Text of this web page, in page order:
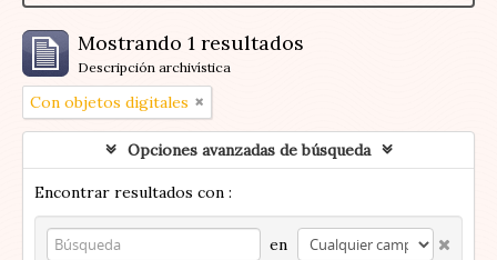
Mostrando 1 resultados
Descripción archivística
Con objetos digitales
Opciones avanzadas de búsqueda
Encontrar resultados con :
en